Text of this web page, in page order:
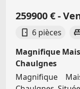
259900 € -
6 pièces
Magnifique
Chaulgnes
Magnifique